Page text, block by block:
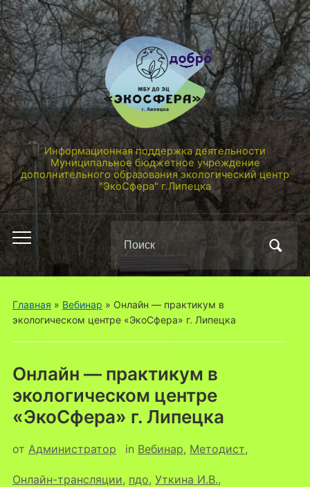
Информационная поддержка деятельности
Муниципальное бюджетное учреждение
дополнительного образования экологический центр
"ЭкоСфера" г.Липецка
Переключить
мобильное
меню
Поиск
по:
Главная » Вебинар » Онлайн — практикум в
экологическом центре «ЭкоСфера» г. Липецка
Онлайн — практикум в
экологическом центре
«ЭкоСфера» г. Липецка
от Администратор in Вебинар, Методист,
Онлайн-трансляции, пдо, Уткина И.В.,